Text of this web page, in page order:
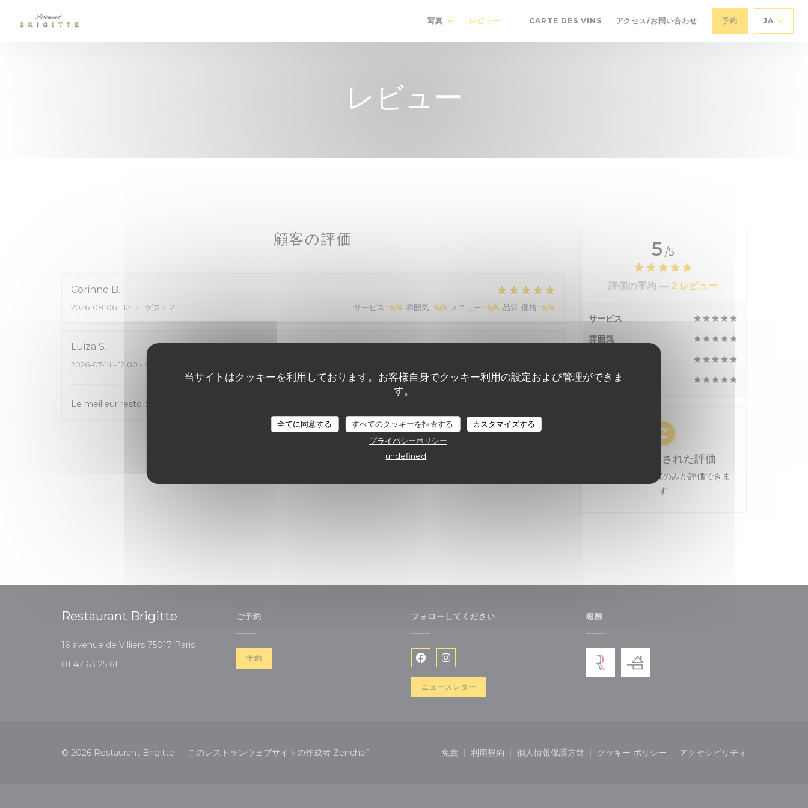
当サイトはクッキーを利用しております。お客様自身でクッキー利用の設定および管理ができま
す。
全てに同意する すべてのクッキーを拒否する
カスタマイズする
プライバシーポリシー
undefined
写真 レビュー
((新しいウィンドウで開きます))
CARTE DES VINS((新しいウィンドウで開きます))
アクセス/お問い合わせ 予約 JA
レビュー
顧客の評価
Corinne B
2026-08-06 - 12:15 - ゲスト 2 サービス : 5/5 雰囲気 : 5/5 メニュー : 5/5 品質-価格 : 5/5
Luiza S
2026-07-14 - 12:00 - ゲスト 3
Le meilleur resto de la quartier
5 /5
評価の平均 — 2 レビュー
サービス
雰囲気
品質-価格
100% 証明された評価
予約をしたお客様のみが評価できま
す
Restaurant Brigitte
16 avenue de Villiers 75017 Paris((新しいウィンドウで開きます))
01 47 63 25 61
ご予約
予約
フォローしてください
Facebook ((新しいウィンドウで開きます))
Instagram ((新しいウィンドウで開きます))
ニュースレター
報酬
© 2026 Restaurant Brigitte — このレストランウェブサイトの作成者 Zenchef((新しいウィンドウで開きます))
免責
((新しいウィンドウで開きます))
利用規約
((新しいウィンドウで開きます))
個人情報保護方針
((新しいウィンドウで開きます))
クッキー ポリシー
((新しいウィンドウで開きます))
アクセシビリティ
((新しいウィンドウで開